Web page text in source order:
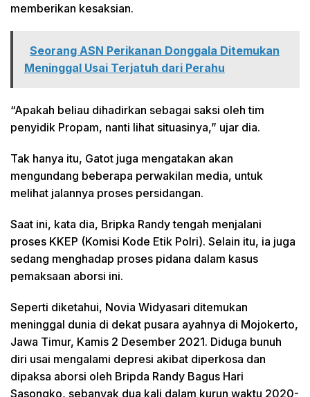
memberikan kesaksian.
Seorang ASN Perikanan Donggala Ditemukan
Meninggal Usai Terjatuh dari Perahu
“Apakah beliau dihadirkan sebagai saksi oleh tim
penyidik Propam, nanti lihat situasinya,” ujar dia.
Tak hanya itu, Gatot juga mengatakan akan
mengundang beberapa perwakilan media, untuk
melihat jalannya proses persidangan.
Saat ini, kata dia, Bripka Randy tengah menjalani
proses KKEP (Komisi Kode Etik Polri). Selain itu, ia juga
sedang menghadap proses pidana dalam kasus
pemaksaan aborsi ini.
Seperti diketahui, Novia Widyasari ditemukan
meninggal dunia di dekat pusara ayahnya di Mojokerto,
Jawa Timur, Kamis 2 Desember 2021. Diduga bunuh
diri usai mengalami depresi akibat diperkosa dan
dipaksa aborsi oleh Bripda Randy Bagus Hari
Sasongko, sebanyak dua kali dalam kurun waktu 2020-